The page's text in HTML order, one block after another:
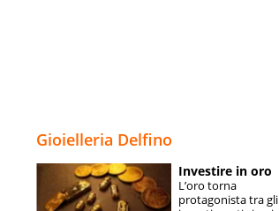
SPECIALI
Gioielleria Delfino
Investire in oro
L’oro torna
protagonista tra gli